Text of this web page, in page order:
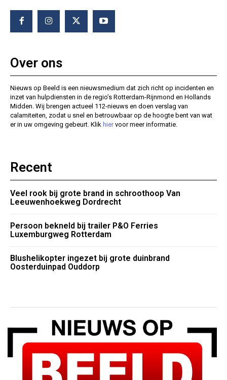
Over ons
Nieuws op Beeld is een nieuwsmedium dat zich richt op incidenten en
inzet van hulpdiensten in de regio’s Rotterdam-Rijnmond en Hollands
Midden. Wij brengen actueel 112-nieuws en doen verslag van
calamiteiten, zodat u snel en betrouwbaar op de hoogte bent van wat
er in uw omgeving gebeurt. Klik hiervoor meer informatie.
Recent
Veel rook bij grote brand in schroothoop Van
Leeuwenhoekweg Dordrecht
Persoon bekneld bij trailer P&O Ferries
Luxemburgweg Rotterdam
Blushelikopter ingezet bij grote duinbrand
Oosterduinpad Ouddorp